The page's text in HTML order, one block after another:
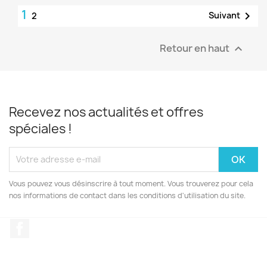
1 2 Suivant 
Retour en haut 
Recevez nos actualités et offres
spéciales !
Vous pouvez vous désinscrire à tout moment. Vous trouverez pour cela
nos informations de contact dans les conditions d'utilisation du site.